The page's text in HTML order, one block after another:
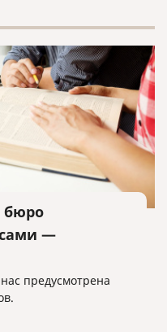
бюро
—
предусмотрена